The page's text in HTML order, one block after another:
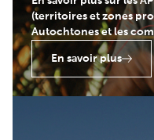
(territoires et zones
Autochtones et les
En savoir plus